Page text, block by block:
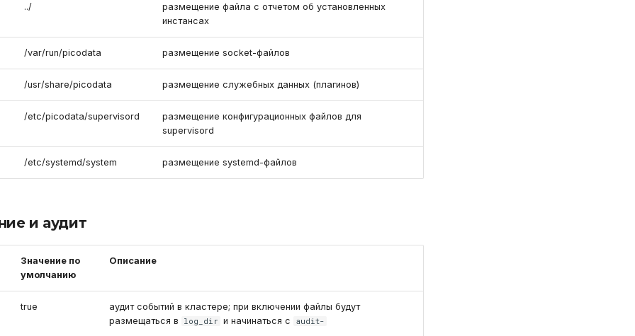
../
размещение файла с отчетом об установленных
инстансах
/var/run/picodata размещение socket-файлов
/usr/share/picodata размещение служебных данных (плагинов)
/etc/picodata/supervisord
размещение конфигурационных файлов для
supervisord
/etc/systemd/system размещение systemd-файлов
и аудит
Значение по
умолчанию
Описание
true
аудит событий в кластере; при включении файлы будут
размещаться в
log_dir и начинаться с audit-